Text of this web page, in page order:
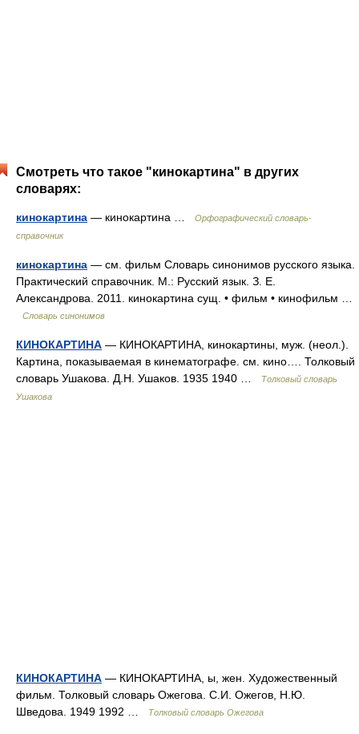
Смотреть что такое "кинокартина" в других
словарях:
кинокартина — кинокартина …
Орфографический словарь-
справочник
кинокартина — см. фильм Словарь синонимов русского языка.
Практический справочник. М.: Русский язык. З. Е.
Александрова. 2011. кинокартина сущ. • фильм • кинофильм …
Словарь синонимов
КИНОКАРТИНА — КИНОКАРТИНА, кинокартины, муж. (неол.).
Картина, показываемая в кинематографе. см. кино…. Толковый
словарь Ушакова. Д.Н. Ушаков. 1935 1940 …
Толковый словарь
Ушакова
КИНОКАРТИНА — КИНОКАРТИНА, ы, жен. Художественный
фильм. Толковый словарь Ожегова. С.И. Ожегов, Н.Ю.
Шведова. 1949 1992 …
Толковый словарь Ожегова